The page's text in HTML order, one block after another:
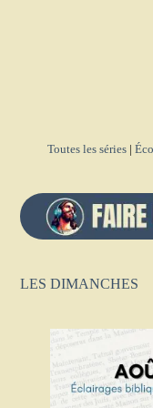
Toutes les séries |
LES DIMANCHES